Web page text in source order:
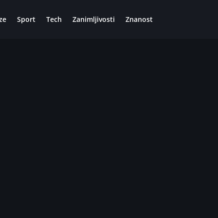
Sport Tech Zanimljivosti Znanost